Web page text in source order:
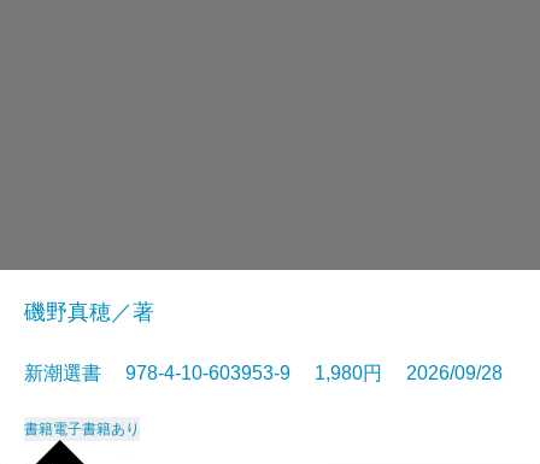
磯野真穂／著
新潮選書 978-4-10-603953-9 1,980円 2026/09/28
書籍電子書籍あり